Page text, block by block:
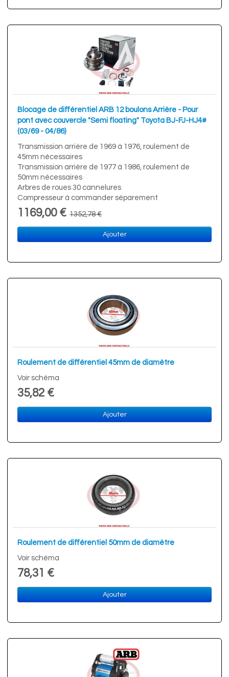
Blocage de différentiel ARB 12 boulons Arrière - Pour
pont avec couvercle "Semi floating" Toyota BJ-FJ-HJ4#
(03/69 - 04/86)
Transmission arrière de 1969 à 1976, roulement de
45mm nécessaires
Transmission arrière de 1977 à 1986, roulement de
50mm nécessaires
Arbres de roues 30 cannelures
Compresseur à commander séparement
1169,00 € 1352,78 €
Ajouter
Roulement de différentiel 45mm de diamètre
Voir schéma
35,82 €
Ajouter
Roulement de différentiel 50mm de diamètre
Voir schéma
78,31 €
Ajouter